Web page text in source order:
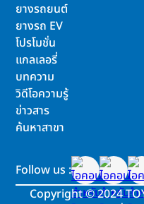
ยางรถยนต์
ยางรถ EV
โปรโมชั่น
แกลเลอรี่
บทความ
วิดีโอความรู้
ข่าวสาร
ค้นหาสาขา
Follow us :
Copyright©2024